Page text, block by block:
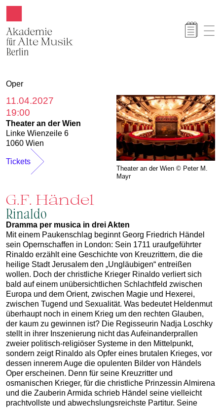
Oper
11.04.2027
19:00
Theater an der Wien
Linke Wienzeile 6
1060 Wien
Tickets
Theater an der Wien © Peter M.
Mayr
G.F. Händel
Rinaldo
Dramma per musica in drei Akten
Mit einem Paukenschlag beginnt Georg Friedrich Händel
sein Opernschaffen in London: Sein 1711 uraufgeführter
Rinaldo erzählt eine Geschichte von Kreuzrittern, die die
heilige Stadt Jerusalem den „Ungläubigen“ entreißen
wollen. Doch der christliche Krieger Rinaldo verliert sich
bald auf einem unübersichtlichen Schlachtfeld zwischen
Europa und dem Orient, zwischen Magie und Hexerei,
zwischen Tugend und Sexualität. Was bedeutet Heldenmut
überhaupt noch in einem Krieg um den rechten Glauben,
der kaum zu gewinnen ist? Die Regisseurin Nadja Loschky
stellt in ihrer Inszenierung nicht das Aufeinanderprallen
zweier politisch-religiöser Systeme in den Mittelpunkt,
sondern zeigt Rinaldo als Opfer eines brutalen Krieges, vor
dessen innerem Auge die opulenten Bilder von Händels
Oper erscheinen. Denn für seine Kreuzritter und
osmanischen Krieger, für die christliche Prinzessin Almirena
und die Zauberin Armida schrieb Händel seine vielleicht
prachtvollste und abwechslungsreichste Partitur. Seine